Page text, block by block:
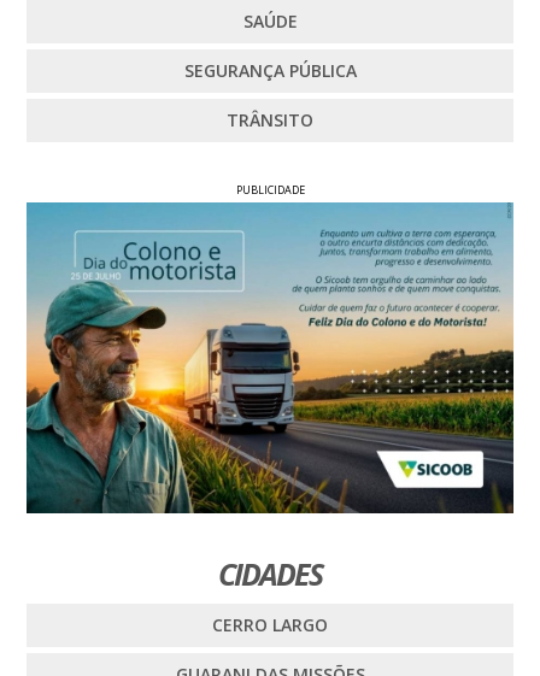
SAÚDE
SEGURANÇA PÚBLICA
TRÂNSITO
PUBLICIDADE
CIDADES
CERRO LARGO